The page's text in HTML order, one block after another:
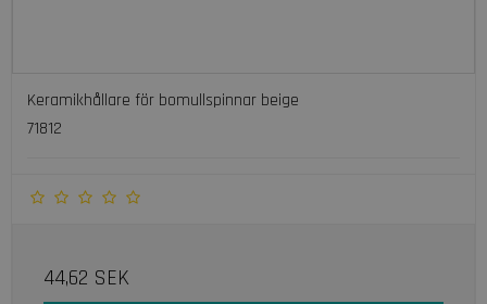
Keramikhållare för bomullspinnar beige
71812
44,62 SEK